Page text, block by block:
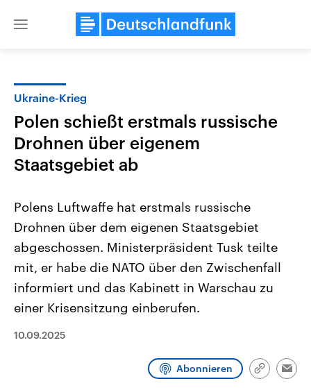
Close
Landtagswahl Sachsen-Anhalt
2026
Alle Informationen
Sachsen-Anhalt wählt am 6.
September 2026 einen neuen
Bundesland von einer Koalition aus
Umfragen, Prognosen,
Wahlprogramme, aktuelle Berichte
und Kandidaten der anstehenden
USA
Aktuelle Beiträge,
Hintergründe
Wirtschaftlich und
gehören die Vereinigten
mit großem Einfluss auf
Ukraine-Krieg
Polen schießt erstmals russische
Drohnen über eigenem
Staatsgebiet ab
Polens Luftwaffe hat erstmals russische
Drohnen über dem eigenen Staatsgebiet
abgeschossen. Ministerpräsident Tusk teilte
mit, er habe die NATO über den Zwischenfall
informiert und das Kabinett in Warschau zu
einer Krisensitzung einberufen.
10.09.2025
Abonnieren
Link